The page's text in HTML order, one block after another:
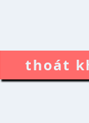
thoát